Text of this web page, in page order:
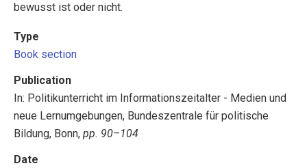
bewusst ist oder nicht.
Type
Book section
Publication
In: Politikunterricht im Informationszeitalter - Medien und
neue Lernumgebungen, Bundeszentrale für politische
Bildung, Bonn, pp. 90–104
Date